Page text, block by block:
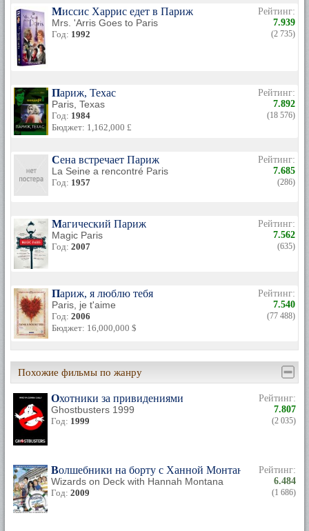
Миссис Харрис едет в Париж
Mrs. 'Arris Goes to Paris
Год: 1992
Рейтинг:
7.939
(2 735)
Париж, Техас
Paris, Texas
Год: 1984
Бюджет: 1,162,000 £
Рейтинг:
7.892
(18 576)
Сена встречает Париж
La Seine a rencontré Paris
Год: 1957
Рейтинг:
7.685
(286)
Магический Париж
Magic Paris
Год: 2007
Рейтинг:
7.562
(635)
Париж, я люблю тебя
Paris, je t'aime
Год: 2006
Бюджет: 16,000,000 $
Рейтинг:
7.540
(77 488)
Похожие фильмы по жанру
Охотники за привидениями
Ghostbusters 1999
Год: 1999
Рейтинг:
7.807
(2 035)
Волшебники на борту с Ханной Монтаной
Wizards on Deck with Hannah Montana
Год: 2009
Рейтинг:
6.484
(1 686)